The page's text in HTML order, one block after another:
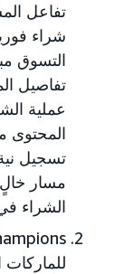
تفاعل
شراء
التسوق
تفاصيل
المحتوى
تسجيل نية
مسار خالٍ
الشراء